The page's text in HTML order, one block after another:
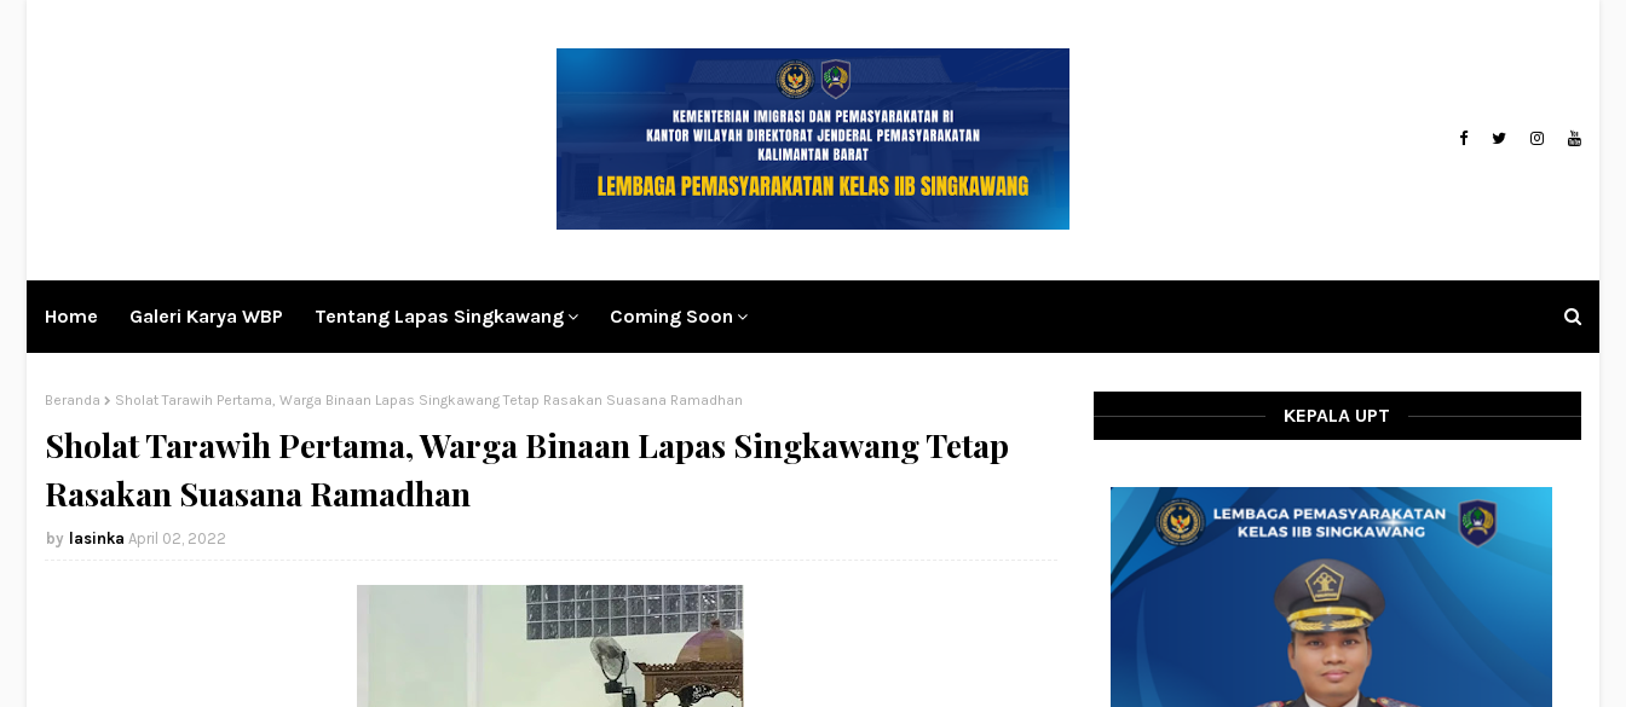
Home Galeri Karya WBP Tentang Lapas Singkawang Coming Soon
Beranda Sholat Tarawih Pertama, Warga Binaan Lapas Singkawang Tetap Rasakan Suasana Ramadhan
Sholat Tarawih Pertama, Warga Binaan Lapas Singkawang Tetap
Rasakan Suasana Ramadhan
lasinka April 02, 2022
KEPALA UPT